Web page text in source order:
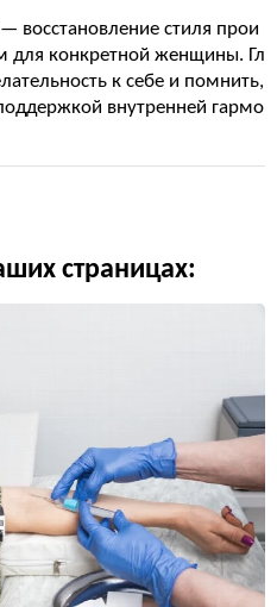
восстановление стиля прои
для конкретной женщины. Гл
к себе и помнить,
внутренней гармо
страницах: